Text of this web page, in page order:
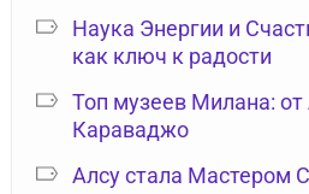
Наука Энергии и
как ключ к радости
Топ музеев Милана:
Караваджо
Алсу стала Мастером